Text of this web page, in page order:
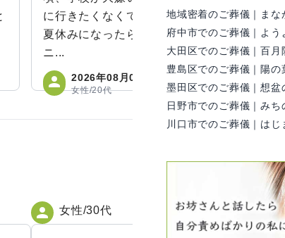
に行きたくなくて。でも、
夏休みになったらディズ
ニ...
2026年08月07日
女性/20代
とを思い出
とを相談
2026
女性/
女性/30代 無回答/
地域密着のご葬儀｜まな
府中市でのご葬儀｜よう
大田区でのご葬儀｜百月
豊島区でのご葬儀｜陽の
墨田区でのご葬儀｜想盆
日野市でのご葬儀｜み
川口市でのご葬儀｜は